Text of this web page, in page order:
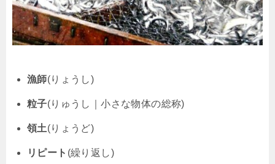
漁師(りょうし)
粒子(りゅうし｜小さな物体の総称)
領土(りょうど)
リピート (繰り返し)